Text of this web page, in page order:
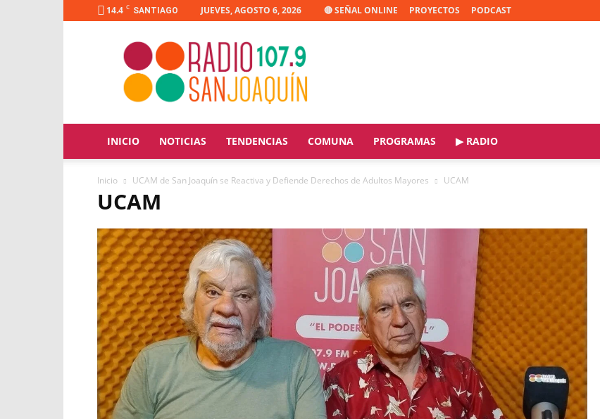
14.4 C SANTIAGO JUEVES, AGOSTO 6, 2026 🔴 SEÑAL ONLINE PROYECTOS PODCAST
Radio
Joaquín
INICIO NOTICIAS TENDENCIAS COMUNA PROGRAMAS ▶ RADIO
Inicio UCAM de San Joaquín se Reactiva y Defiende Derechos de Adultos Mayores UCAM
UCAM